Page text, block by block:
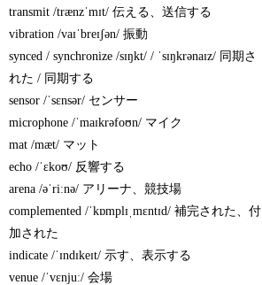
transmit /trænzˈmɪt/ 伝える、送信する
vibration /vaɪˈbreɪʃən/ 振動
synced / synchronize /sɪŋkt/ / ˈsɪŋkrənaɪz/ 同期さ
れた / 同期する
sensor /ˈsɛnsər/ センサー
microphone /ˈmaɪkrəfoʊn/ マイク
mat /mæt/ マット
echo /ˈɛkoʊ/ 反響する
arena /əˈriːnə/ アリーナ、競技場
complemented /ˈkɒmplɪˌmɛntɪd/ 補完された、付
加された
indicate /ˈɪndɪkeɪt/ 示す、表示する
venue /ˈvɛnjuː/ 会場